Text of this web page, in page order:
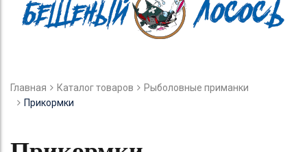
Главная Каталог товаров
Рыболовные приманки
Прикормки